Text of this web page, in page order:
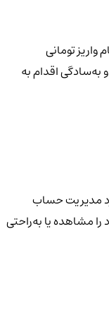
تومانی
اقدام به
مدیریت حساب
مشاهده یا به‌راحتی